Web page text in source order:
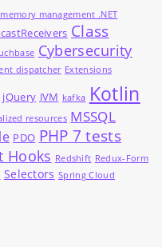
management .NET
Class
Cybersecurity
dispatcher Extensions
jQuery JVM kafka Kotlin
resources MSSQL
PDO PHP 7 tests
Hooks Redshift Redux-Form
Selectors Spring Cloud